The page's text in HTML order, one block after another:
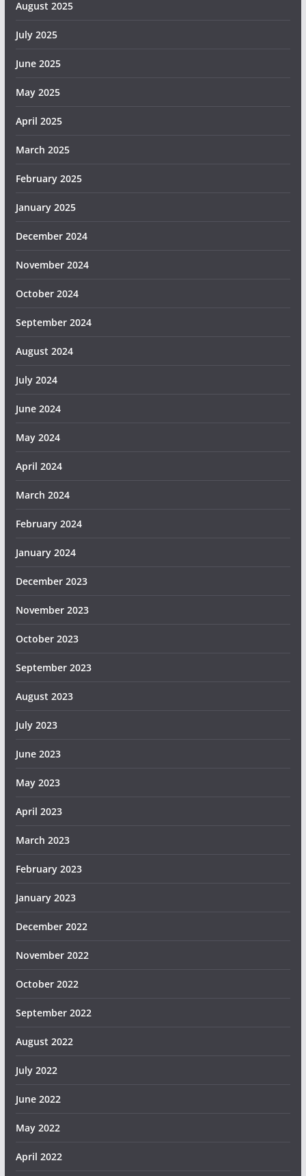
August 2025
July 2025
June 2025
May 2025
April 2025
March 2025
February 2025
January 2025
December 2024
November 2024
October 2024
September 2024
August 2024
July 2024
June 2024
May 2024
April 2024
March 2024
February 2024
January 2024
December 2023
November 2023
October 2023
September 2023
August 2023
July 2023
June 2023
May 2023
April 2023
March 2023
February 2023
January 2023
December 2022
November 2022
October 2022
September 2022
August 2022
July 2022
June 2022
May 2022
April 2022